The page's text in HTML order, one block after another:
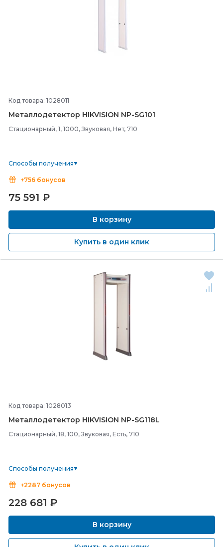
Код товара: 1028011
Металлодетектор HIKVISION NP-SG101
Стационарный, 1, 1000, Звуковая, Нет, 710
Способы получения
+756 бонусов
75 591 ₽
В корзину
Купить в один клик
Код товара: 1028013
Металлодетектор HIKVISION NP-SG118L
Стационарный, 18, 100, Звуковая, Есть, 710
Способы получения
+2287 бонусов
228 681 ₽
В корзину